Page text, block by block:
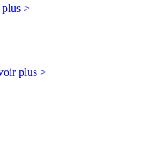
>
plus >